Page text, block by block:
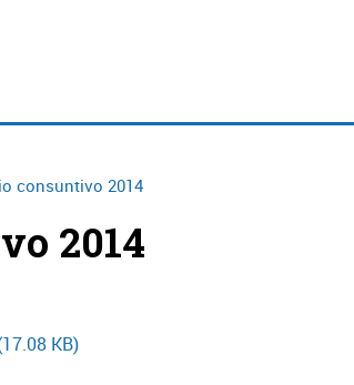
consuntivo 2014
2014
KB)